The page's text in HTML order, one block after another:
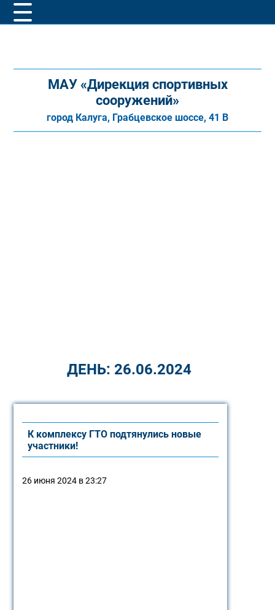
МАУ «Дирекция спортивных
сооружений»
город Калуга, Грабцевское шоссе, 41 В
ДЕНЬ: 26.06.2024
К комплексу ГТО подтянулись новые
участники!
26 июня 2024 в 23:27